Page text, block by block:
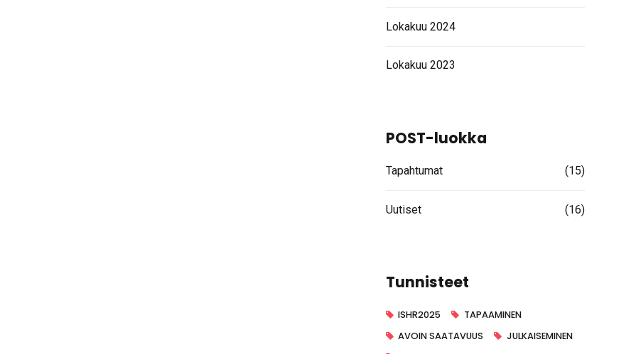
Lokakuu 2024
Lokakuu 2023
POST-luokka
Tapahtumat (15)
Uutiset (16)
Tunnisteet
ISHR2025
TAPAAMINEN
AVOIN SAATAVUUS
JULKAISEMINEN